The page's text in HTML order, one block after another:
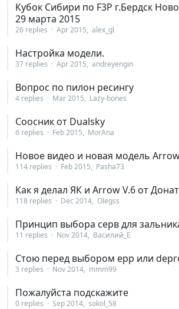
Кубок Сибири по F3P г.Бердск
29 марта 2015
26 replies Apr 2015 alex_gl
Настройка модели.
37 replies Apr 2015 andreyengin
Вопрос по пилон ресингу
4 replies Mar 2015 Lazy-bones
Соосник от Dualsky
6 replies Feb 2015 MorAna
Новое видео и новая модель
114 replies Feb 2015 Pasha73
Как я делал ЯК и Arrow V.6 от
118 replies Dec 2014 Olegss
Принцип выбора серв для
11 replies Nov 2014 Василий_Е
Стою перед выбором epp или
3 replies Nov 2014 mmm99
Пожалуйста подскажите
0 replies Sep 2014 sokol_58